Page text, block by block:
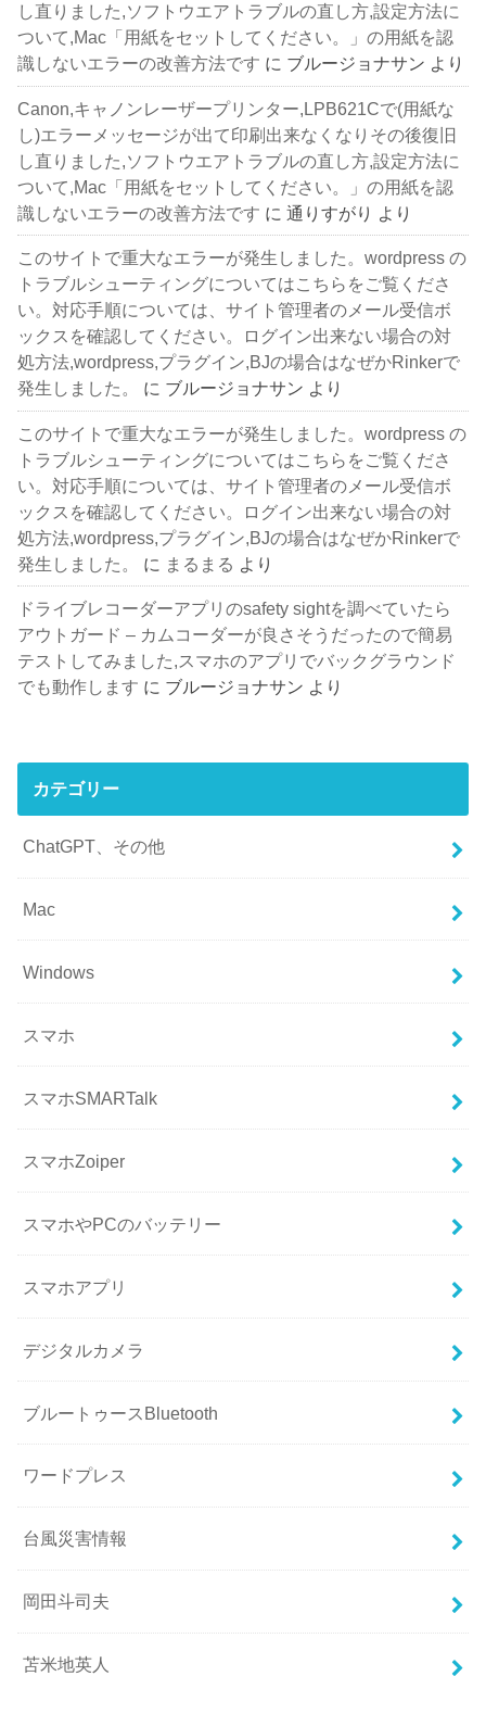
し直りました,ソフトウエアトラブルの直し方,設定方法に
ついて,Mac「用紙をセットしてください。」の用紙を認
識しないエラーの改善方法です に ブルージョナサン より
Canon,キャノンレーザープリンター,LPB621Cで(用紙な
し)エラーメッセージが出て印刷出来なくなりその後復旧
し直りました,ソフトウエアトラブルの直し方,設定方法に
ついて,Mac「用紙をセットしてください。」の用紙を認
識しないエラーの改善方法です に通りすがり より
このサイトで重大なエラーが発生しました。wordpress の
トラブルシューティングについてはこちらをご覧くださ
い。対応手順については、サイト管理者のメール受信ボ
ックスを確認してください。ログイン出来ない場合の対
処方法,wordpress,プラグイン,BJの場合はなぜかRinkerで
発生しました。
に ブルージョナサン より
このサイトで重大なエラーが発生しました。wordpress の
トラブルシューティングについてはこちらをご覧くださ
い。対応手順については、サイト管理者のメール受信ボ
ックスを確認してください。ログイン出来ない場合の対
処方法,wordpress,プラグイン,BJの場合はなぜかRinkerで
発生しました。
に まるまる より
ドライブレコーダーアプリのsafety sightを調べていたら
アウトガード – カムコーダーが良さそうだったので簡易
テストしてみました,スマホのアプリでバックグラウンド
でも動作します に ブルージョナサン より
カテゴリー
ChatGPT、その他
Mac
Windows
スマホ
スマホSMARTalk
スマホZoiper
スマホやPCのバッテリー
スマホアプリ
デジタルカメラ
ブルートゥースBluetooth
ワードプレス
台風災害情報
岡田斗司夫
苫米地英人